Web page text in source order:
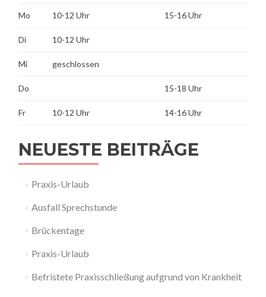
Mo 10-12 Uhr 15-16 Uhr
Di 10-12 Uhr
Mi geschlossen
Do 15-18 Uhr
Fr 10-12 Uhr 14-16 Uhr
NEUESTE BEITRÄGE
Praxis-Urlaub
Ausfall Sprechstunde
Brückentage
Praxis-Urlaub
Befristete Praxisschließung aufgrund von Krankheit